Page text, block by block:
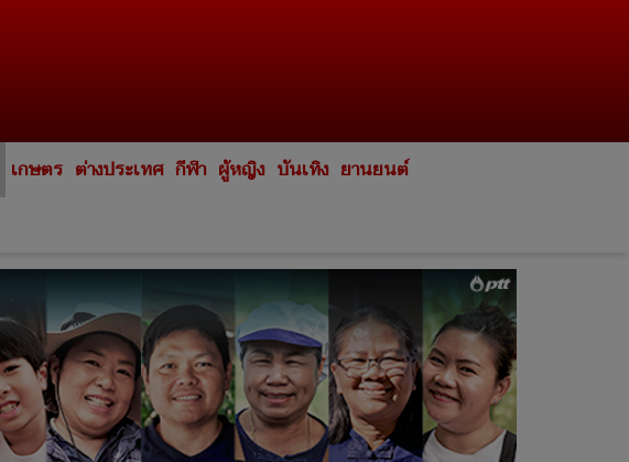
เกษตร ต่างประเทศ กีฬา ผู้หญิง บันเทิง ยานยนต์